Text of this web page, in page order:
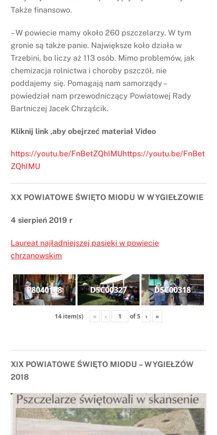
Także finansowo.
– W powiecie mamy około 260 pszczelarzy. W tym
gronie są także panie. Największe koło działa w
Trzebini, bo liczy aż 113 osób. Mimo problemów, jak
chemizacja rolnictwa i choroby pszczół, nie
poddajemy się. Pomagają nam samorządy –
powiedział nam przewodniczący Powiatowej Rady
Bartniczej Jacek Chrząścik.
Kliknij link ,aby obejrzeć materiał Video
https://youtu.be/FnBetZQhIMUhttps://youtu.be/FnBet
ZQhIMU
XX POWIATOWE ŚWIĘTO MIODU W WYGIEŁZOWIE
4 sierpień 2019 r
Laureat najładniejszej pasieki w powiecie
chrzanowskim
P8040108 DSC00327 DSC00318
14 item(s) « ‹ of5 › »
XIX POWIATOWE ŚWIĘTO MIODU – WYGIEŁZÓW
2018